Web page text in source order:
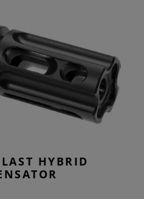
HYBRID